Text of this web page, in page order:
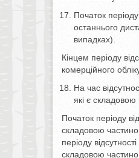
Початок
останнього
випадках).
Кінцем періоду
комерційного
На час
які є складовою
Початок періоду
складовою
періоду
складовою